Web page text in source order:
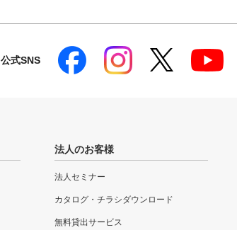
公式SNS
法人のお客様
法人セミナー
カタログ・チラシダウンロード
無料貸出サービス